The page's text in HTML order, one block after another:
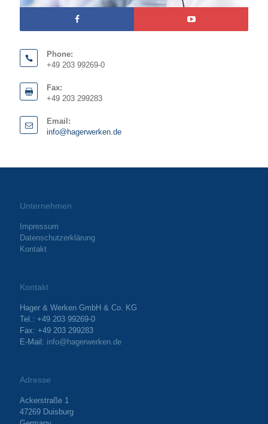
Phone:
+49 203 99269-0
Fax:
+49 203 299283
Email:
info@hagerwerken.de
Unternehmen
Impressum
Datenschutzerklärung
Kontakt
Kontakt
Hager & Werken GmbH & Co. KG
Tel.: +49 203 99269-0
Fax: +49 203 299283
E-Mail: info@hagerwerken.de
Adresse
Ackerstraße 1
47269 Duisburg